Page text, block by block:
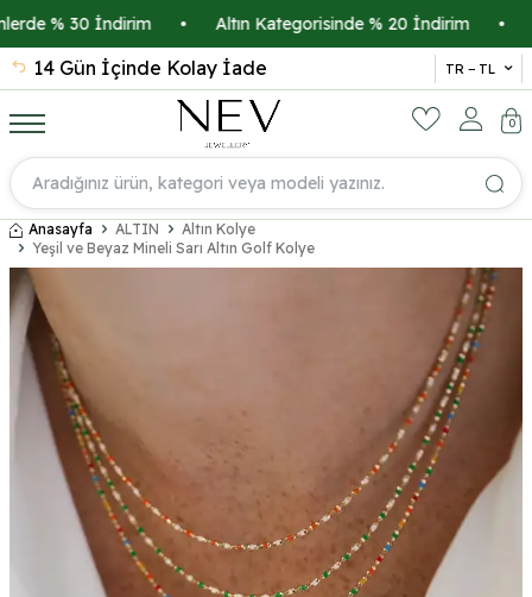
% 30 İndirim • Altın Kategorisinde % 20 İndirim •
14 Gün İçinde Kolay İade TR − TL
0
Anasayfa ALTIN
Altın Kolye
Yeşil ve Beyaz Mineli Sarı Altın Golf Kolye